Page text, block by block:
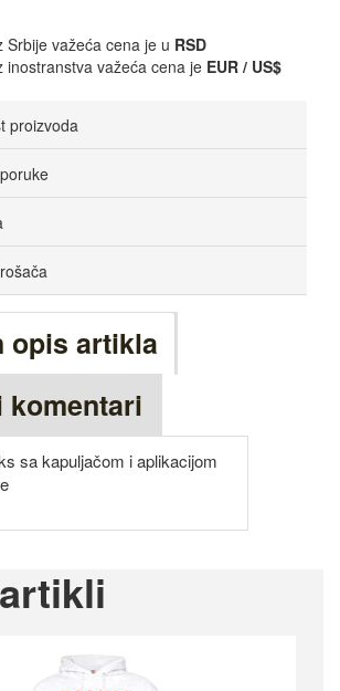
Srbije važeća cena je u RSD
inostranstva važeća cena je EUR / US$
proizvoda
opis artikla
komentari
sa kapuljačom i aplikacijom